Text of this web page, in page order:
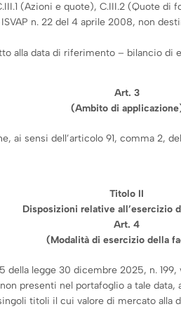
(Azioni e quote), C.III.2 (Quote
n. 22 del 4 aprile 2008, non
alla data di riferimento – bilancio di
Art. 3
(Ambito di
ai sensi dell’articolo 91, comma
Titolo II
Disposizioni relative all’esercizio
Art. 4
(Modalità di esercizio della
della legge 30 dicembre 2025, n.
presenti nel portafoglio a tale
titoli il cui valore di mercato